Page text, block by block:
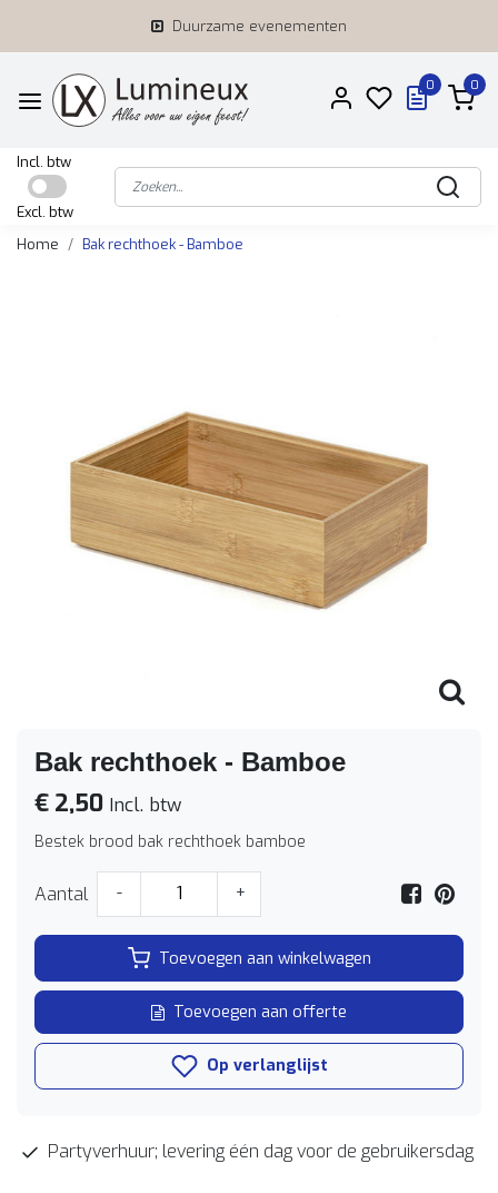
Duurzame evenementen
0 0
Incl. btw
Excl. btw
Home
Bak rechthoek - Bamboe
Bak rechthoek - Bamboe
€ 2,50 Incl. btw
Bestek brood bak rechthoek bamboe
Aantal - +
Toevoegen aan winkelwagen
Toevoegen aan offerte
Op verlanglijst
Partyverhuur; levering één dag voor de gebruikersdag